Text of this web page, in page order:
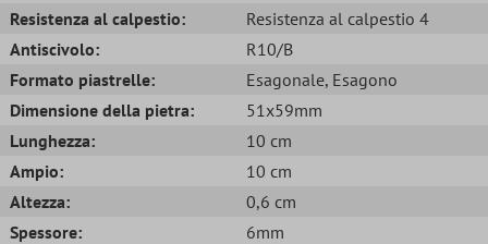
Resistenza al calpestio:
Resistenza al calpestio 4
Antiscivolo:
R10/B
Formato piastrelle:
Esagonale, Esagono
Dimensione della pietra:
51x59mm
Lunghezza:
10 cm
Ampio:
10 cm
Altezza:
0,6 cm
Spessore:
6mm